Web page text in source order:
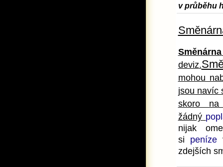
v průběhu
Směnárna
deviz.
mohou
jsou navíc
skoro na
žádný
nijak
si peníze
zdejších